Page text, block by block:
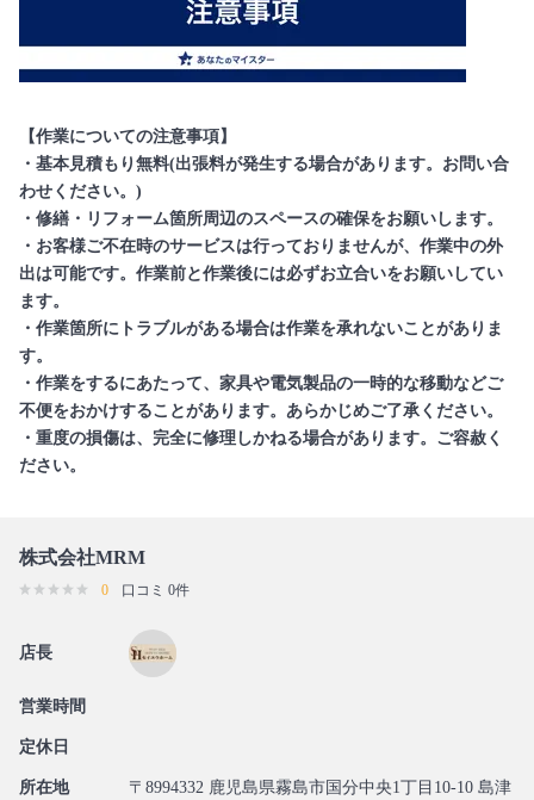
【作業についての注意事項】
・基本見積もり無料(出張料が発生する場合があります。お問い合
わせください。)
・修繕・リフォーム箇所周辺のスペースの確保をお願いします。
・お客様ご不在時のサービスは行っておりませんが、作業中の外
出は可能です。作業前と作業後には必ずお立合いをお願いしてい
ます。
・作業箇所にトラブルがある場合は作業を承れないことがありま
す。
・作業をするにあたって、家具や電気製品の一時的な移動などご
不便をおかけすることがあります。あらかじめご了承ください。
・重度の損傷は、完全に修理しかねる場合があります。ご容赦く
ださい。
株式会社MRM
0 口コミ 0件
店長
営業時間
定休日
所在地
〒8994332 鹿児島県霧島市国分中央1丁目10-10 島津